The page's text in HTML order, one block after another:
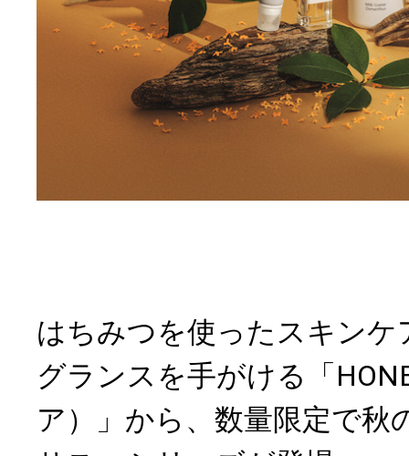
はちみつを使ったスキン
グランスを手がける「
ア）」から、数量限定で秋